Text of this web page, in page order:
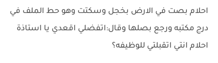
احلام بصت في الارض بخجل وسكتت وهو حط الملف في
درج مكتبه ورجع بصلها وقال:اتفضلي اقعدي يا استاذة
احلام انتي اتقبلتي للوظيفه؟